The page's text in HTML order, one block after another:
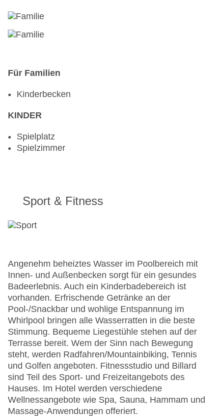
Für Familien
Kinderbecken
KINDER
Spielplatz
Spielzimmer
Sport & Fitness
Angenehm beheiztes Wasser im Poolbereich mit
Innen- und Außenbecken sorgt für ein gesundes
Badeerlebnis. Auch ein Kinderbadebereich ist
vorhanden. Erfrischende Getränke an der
Pool-/Snackbar und wohlige Entspannung im
Whirlpool bringen alle Wasserratten in die beste
Stimmung. Bequeme Liegestühle stehen auf der
Terrasse bereit. Wem der Sinn nach Bewegung
steht, werden Radfahren/Mountainbiking, Tennis
und Golfen angeboten. Fitnessstudio und Billard
sind Teil des Sport- und Freizeitangebots des
Hauses. Im Hotel werden verschiedene
Wellnessangebote wie Spa, Sauna, Hammam und
Massage-Anwendungen offeriert.